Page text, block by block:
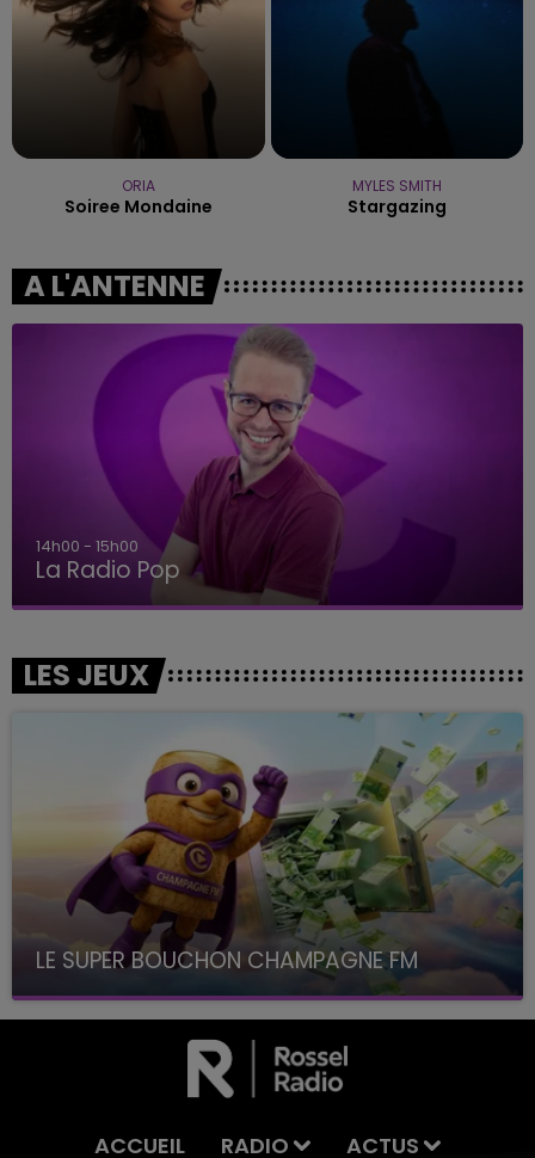
ORIA
Soiree Mondaine
MYLES SMITH
Stargazing
A L'ANTENNE
15h00 - 19h00
Le Club Champagne FM
LES JEUX
LE SUPER BOUCHON CHAMPAGNE FM
avec La Famille Champagne FM, à 8H10
ACCUEIL RADIO ACTUS